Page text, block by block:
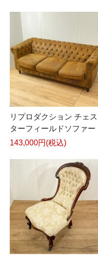
リプロダクション チェス
ターフィールドソファー
143,000円(税込)